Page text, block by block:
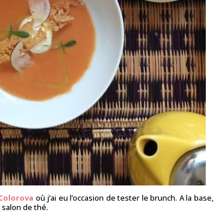
où j’ai eu l’occasion de tester le brunch. A la base,
de thé.